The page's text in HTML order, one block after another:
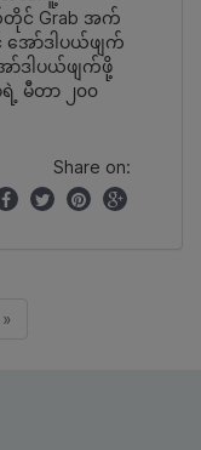
Grab အက်
ော်ဒါပယ်ဖျက်
ဒါပယ်ဖျက်ဖို့
မီတာ ၂၀၀
Share on:
»